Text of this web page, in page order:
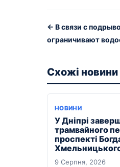
← В связи с
ограничивают
Схожі новини
НОВИНИ
У Дніпрі
трамвайного
проспекті
9 Серпня, 2026